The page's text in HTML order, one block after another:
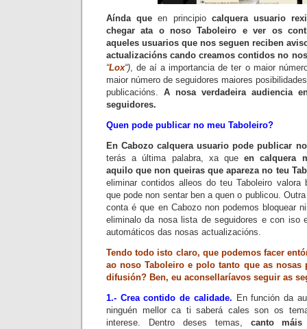
Aínda que en principio calquera usuario
chegar ata o nosoTaboleiro e ver os
aqueles usuarios que nos seguen reciben
actualizacións cando creamos contidos no
“Lox“), de aí a importancia de ter o maior
maior número de seguidores maiores
publicacións. A nosa verdadeira audiencia
seguidores.
Quen pode publicar no meu Taboleiro?
EnCabozo calquera usuario pode publicar
terás a última palabra, xa queen calquera
aquilo que non queiras que apareza no teu
eliminar contidos alleos do teuTaboleiro valora
que pode non sentar ben a quen o publicou.
conta é que en Cabozonon podemos bloquear
eliminalo da nosa lista de seguidores e con iso
automáticos das nosas actualizacións.
Tendo todo isto claro, que podemos facer
ao nosoTaboleiro e polo tanto que as nosas
difusión? Ben, eu aconsellaríavos seguir as
1.- Crea contido de calidade. En función da
ninguén mellor ca ti saberá cales son os
interese. Dentro deses temas, canto